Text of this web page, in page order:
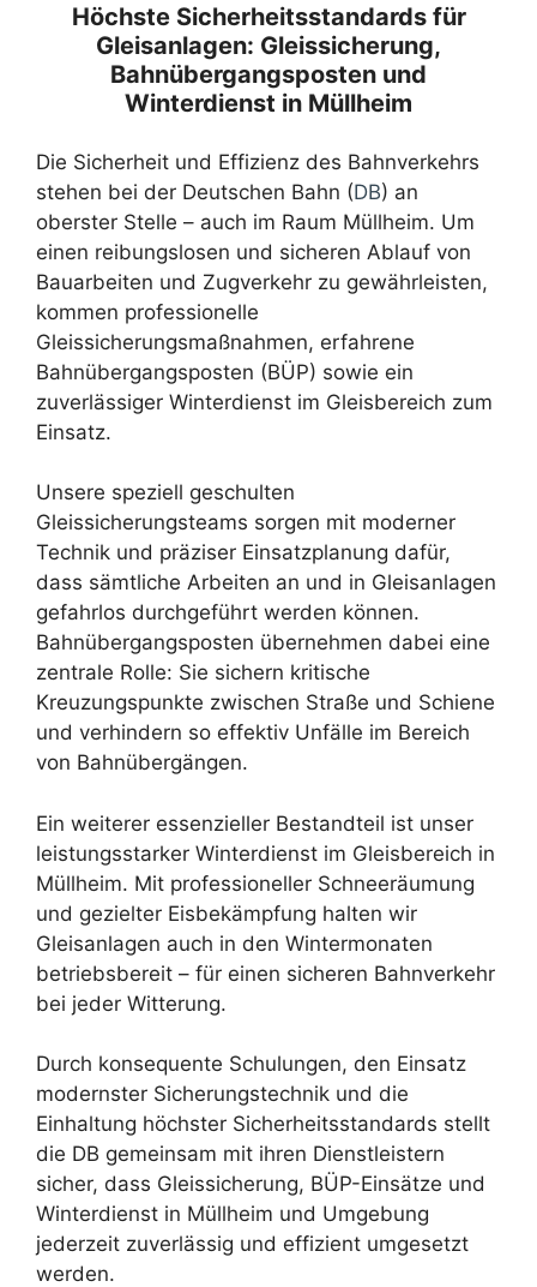
Höchste Sicherheitsstandards für
Gleisanlagen: Gleissicherung,
Bahnübergangsposten und
Winterdienst in Müllheim
Die Sicherheit und Effizienz des Bahnverkehrs
stehen bei der Deutschen Bahn (DB) an
oberster Stelle – auch im Raum Müllheim. Um
einen reibungslosen und sicheren Ablauf von
Bauarbeiten und Zugverkehr zu gewährleisten,
kommen professionelle
Gleissicherungsmaßnahmen, erfahrene
Bahnübergangsposten (BÜP) sowie ein
zuverlässiger Winterdienst im Gleisbereich zum
Einsatz.
Unsere speziell geschulten
Gleissicherungsteams sorgen mit moderner
Technik und präziser Einsatzplanung dafür,
dass sämtliche Arbeiten an und in Gleisanlagen
gefahrlos durchgeführt werden können.
Bahnübergangsposten übernehmen dabei eine
zentrale Rolle: Sie sichern kritische
Kreuzungspunkte zwischen Straße und Schiene
und verhindern so effektiv Unfälle im Bereich
von Bahnübergängen.
Ein weiterer essenzieller Bestandteil ist unser
leistungsstarker Winterdienst im Gleisbereich in
Müllheim. Mit professioneller Schneeräumung
und gezielter Eisbekämpfung halten wir
Gleisanlagen auch in den Wintermonaten
betriebsbereit – für einen sicheren Bahnverkehr
bei jeder Witterung.
Durch konsequente Schulungen, den Einsatz
modernster Sicherungstechnik und die
Einhaltung höchster Sicherheitsstandards stellt
die DB gemeinsam mit ihren Dienstleistern
sicher, dass Gleissicherung, BÜP-Einsätze und
Winterdienst in Müllheim und Umgebung
jederzeit zuverlässig und effizient umgesetzt
werden.